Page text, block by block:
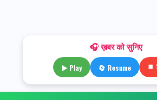
🎧 ख़बर को सुनिए
▶ Play 🔄 Resume ⏹